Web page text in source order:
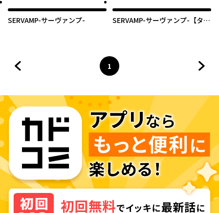
SERVAMP-サーヴァンプ-
SERVAMP-サーヴァンプ-【タテ
ページ
1
へ